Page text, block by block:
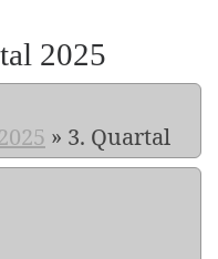
2025
» 3. Quartal